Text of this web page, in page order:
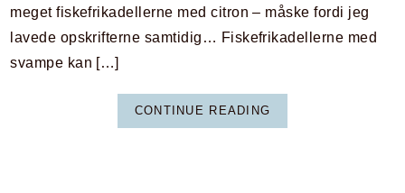
meget fiskefrikadellerne med citron – måske fordi jeg
lavede opskrifterne samtidig… Fiskefrikadellerne med
svampe kan […]
CONTINUE READING